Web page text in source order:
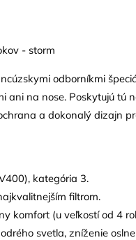
- storm
odborníkmi
ani na nose. Poskytujú
a dokonalý dizajn
kategória 3.
filtrom.
komfort (u veľkostí od 4
svetla, zníženie